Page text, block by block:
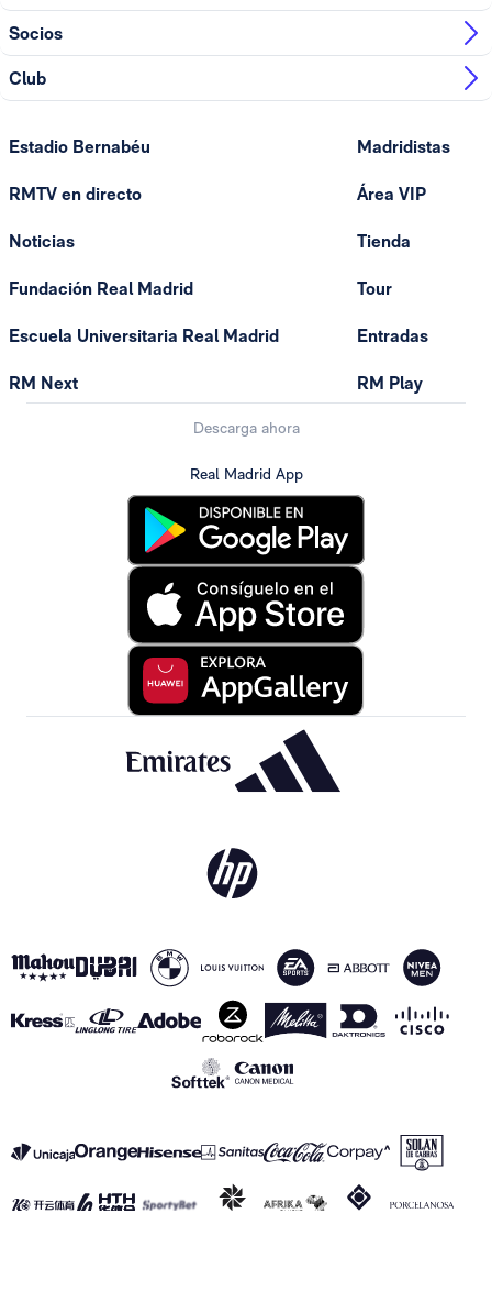
Socios
Club
Estadio Bernabéu
RMTV en directo
Noticias
Fundación Real Madrid
Escuela Universitaria Real Madrid
RM Next
Madridistas
Área VIP
Tienda
Tour
Entradas
RM Play
Descarga ahora
Real Madrid App